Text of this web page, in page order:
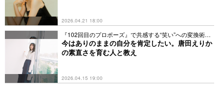
2026.04.21 18:00
『102回目のプロポーズ』で共感する“笑い”への変換術と
は
今はありのままの自分を肯定したい。唐田えりか
の素直さを育む人と教え
2026.04.15 19:00